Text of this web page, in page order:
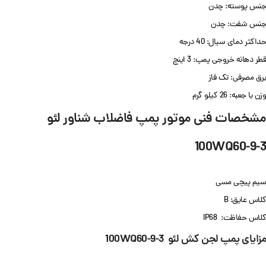
جنس پوسته: چدن
جنس شفت: چدن
حداکثر دمای سیال: 40 درجه
قطر دهانه خروجی پمپ: 3 اینچ
برق مصرفی: تک فاز
وزن با جعبه: 26 کیلو گرم
مشخصات فنی موتور پمپ فاضلاب شناور لئو
100WQ60-9-3
سیم پیچی مسی
کلاس عایق: B
کلاس حفاظت: IP68
مزایای پمپ لجن کش لئو 100WQ60-9-3